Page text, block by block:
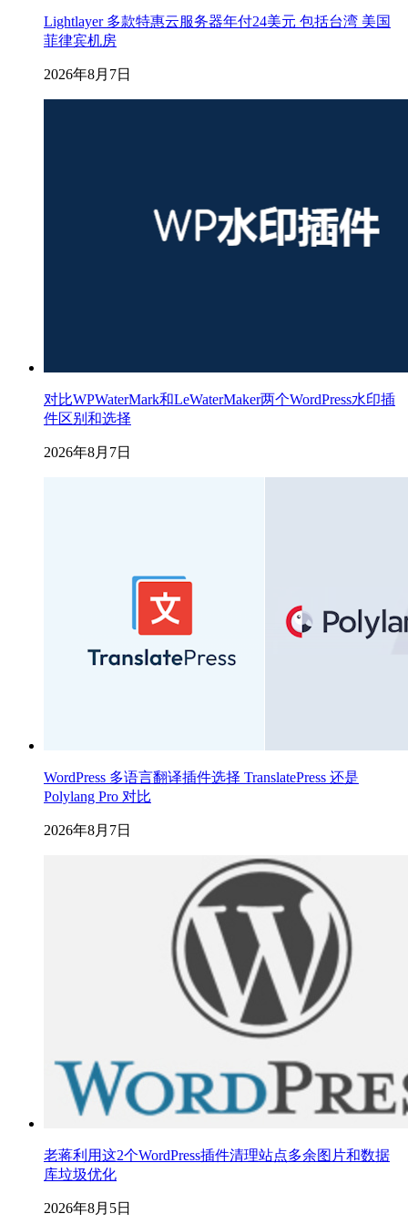
Lightlayer 多款特惠云服务器年付24美元 包括台湾 美国
菲律宾机房
2026年8月7日
对比WPWaterMark和LeWaterMaker两个WordPress水印插
件区别和选择
2026年8月7日
WordPress 多语言翻译插件选择 TranslatePress 还是
Polylang Pro 对比
2026年8月7日
老蒋利用这2个WordPress插件清理站点多余图片和数据
库垃圾优化
2026年8月5日